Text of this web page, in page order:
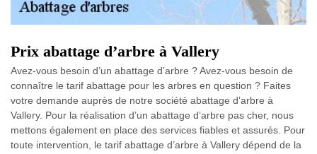
Prix abattage d’arbre à Vallery
Avez-vous besoin d’un abattage d’arbre ? Avez-vous besoin de
connaître le tarif abattage pour les arbres en question ? Faites
votre demande auprès de notre société abattage d’arbre à
Vallery. Pour la réalisation d’un abattage d’arbre pas cher, nous
mettons également en place des services fiables et assurés. Pour
toute intervention, le tarif abattage d’arbre à Vallery dépend de la